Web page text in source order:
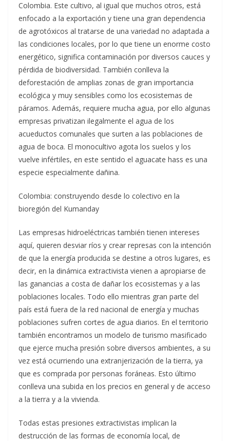
Colombia. Este cultivo, al igual que muchos otros, está
enfocado a la exportación y tiene una gran dependencia
de agrotóxicos al tratarse de una variedad no adaptada a
las condiciones locales, por lo que tiene un enorme costo
energético, significa contaminación por diversos cauces y
pérdida de biodiversidad. También conlleva la
deforestación de amplias zonas de gran importancia
ecológica y muy sensibles como los ecosistemas de
páramos. Además, requiere mucha agua, por ello algunas
empresas privatizan ilegalmente el agua de los
acueductos comunales que surten a las poblaciones de
agua de boca. El monocultivo agota los suelos y los
vuelve infértiles, en este sentido el aguacate hass es una
especie especialmente dañina.
Colombia: construyendo desde lo colectivo en la
bioregión del Kumanday
Las empresas hidroeléctricas también tienen intereses
aquí, quieren desviar ríos y crear represas con la intención
de que la energía producida se destine a otros lugares, es
decir, en la dinámica extractivista vienen a apropiarse de
las ganancias a costa de dañar los ecosistemas y a las
poblaciones locales. Todo ello mientras gran parte del
país está fuera de la red nacional de energía y muchas
poblaciones sufren cortes de agua diarios. En el territorio
también encontramos un modelo de turismo masificado
que ejerce mucha presión sobre diversos ambientes, a su
vez está ocurriendo una extranjerización de la tierra, ya
que es comprada por personas foráneas. Esto último
conlleva una subida en los precios en general y de acceso
a la tierra y a la vivienda.
Todas estas presiones extractivistas implican la
destrucción de las formas de economía local, de